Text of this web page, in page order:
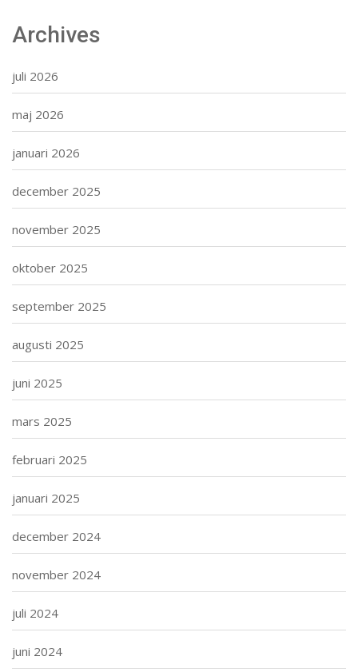
Archives
juli 2026
maj 2026
januari 2026
december 2025
november 2025
oktober 2025
september 2025
augusti 2025
juni 2025
mars 2025
februari 2025
januari 2025
december 2024
november 2024
juli 2024
juni 2024